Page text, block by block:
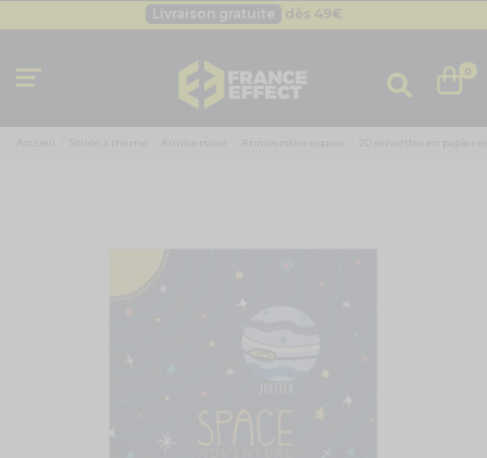
Livraison gratuite dès 49€
Livraison gratuite dès 49 0
Accueil Soirée à thème Anniversaire Anniversaire espace 20 serviettes en papier